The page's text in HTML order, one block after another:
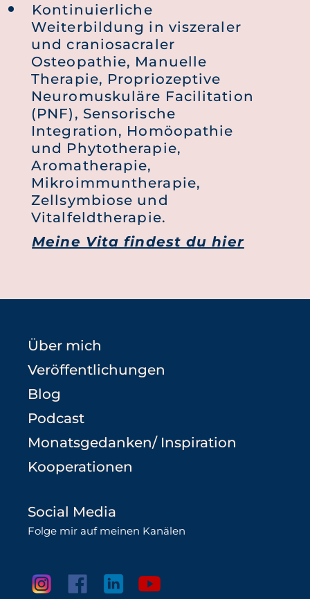
Kontinuierliche
Weiterbildung in viszeraler
und craniosacraler
Osteopathie, Manuelle
Therapie, Propriozeptive
Neuromuskuläre Facilitation
(PNF), Sensorische
Integration, Homöopathie
und Phytotherapie,
Aromatherapie,
Mikroimmuntherapie,
Zellsymbiose und
Vitalfeldtherapie.
Meine Vita findest du hier
Über mich
Veröffentlichungen
Blog
Podcast
Monatsgedanken/ Inspiration
Kooperationen
Social Media
Folge mir auf meinen Kanälen